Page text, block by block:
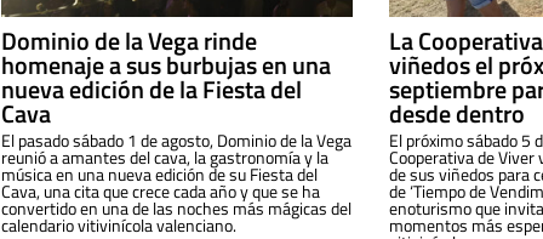
Dominio de la Vega rinde
homenaje a sus burbujas en una
nueva edición de la Fiesta del
Cava
El pasado sábado 1 de agosto, Dominio de la Vega
reunió a amantes del cava, la gastronomía y la
música en una nueva edición de su Fiesta del
Cava, una cita que crece cada año y que se ha
convertido en una de las noches más mágicas del
calendario vitivinícola valenciano.
La
viñedos el
septiembre
desde dentro
El próximo sábado 5
Cooperativa de Viver
de sus viñedos para
de ‘Tiempo de
enoturismo que
momentos más